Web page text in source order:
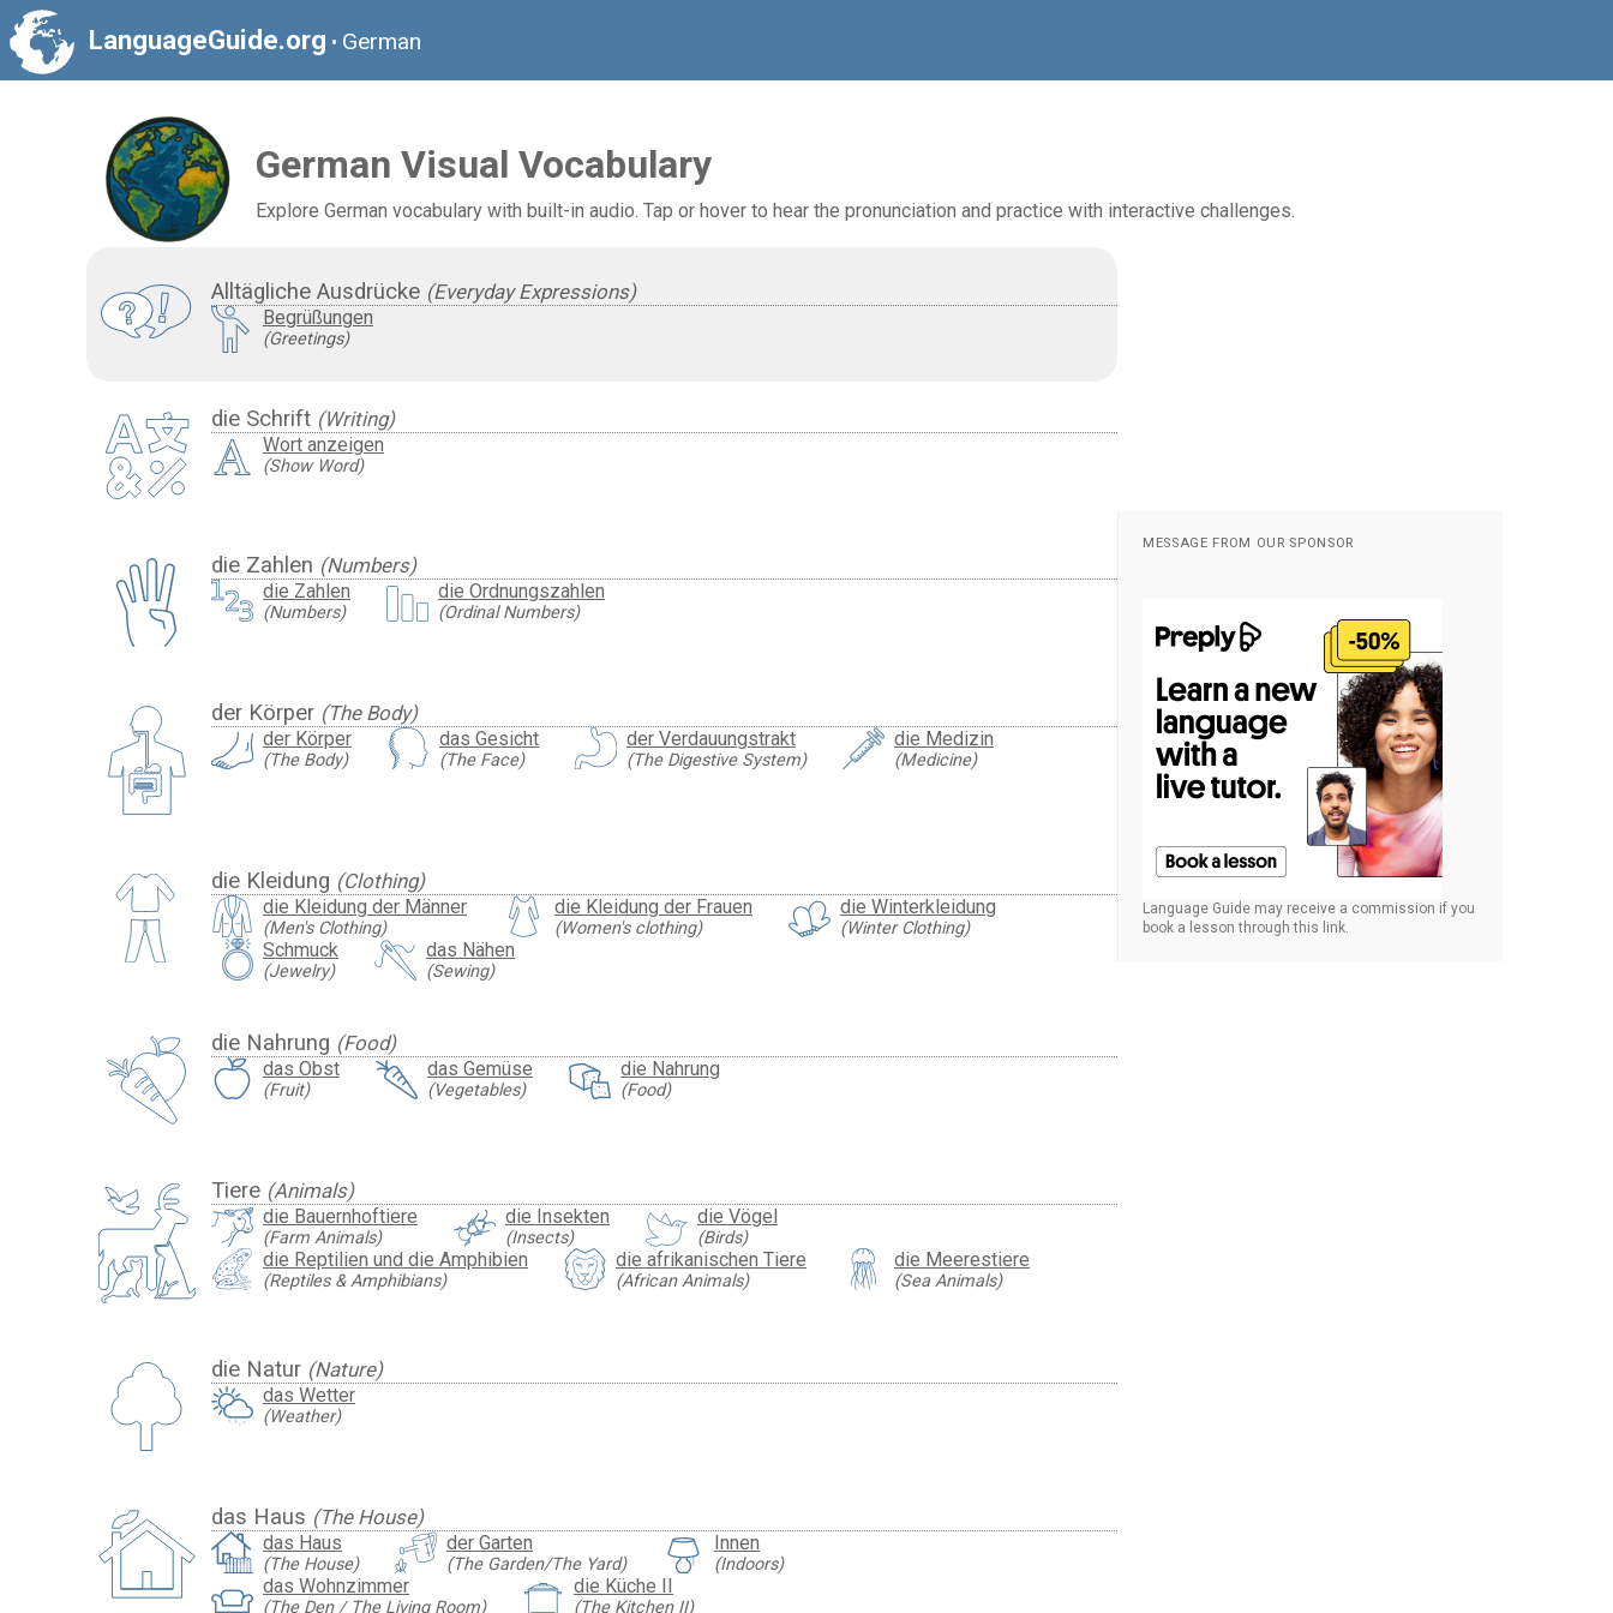
LanguageGuide.org • German
German Visual Vocabulary
Explore German vocabulary with built-in audio. Tap or hover to hear the pronunciation and practice with interactive challenges.
Alltägliche Ausdrücke (Everyday Expressions)
Begrüßungen
(Greetings)
die Schrift (Writing)
Wort anzeigen
(Show Word)
die Zahlen (Numbers)
die Zahlen
(Numbers)
die Ordnungszahlen
(Ordinal Numbers)
der Körper (The Body)
der Körper
(The Body)
das Gesicht
(The Face)
der Verdauungstrakt
(The Digestive System)
die Medizin
(Medicine)
die Kleidung (Clothing)
die Kleidung der Männer
(Men's Clothing)
die Kleidung der Frauen
(Women's clothing)
die Winterkleidung
(Winter Clothing)
Schmuck
(Jewelry)
das Nähen
(Sewing)
die Nahrung (Food)
das Obst
(Fruit)
das Gemüse
(Vegetables)
die Nahrung
(Food)
Tiere (Animals)
die Bauernhoftiere
(Farm Animals)
die Insekten
(Insects)
die Vögel
(Birds)
die Reptilien und die Amphibien
(Reptiles & Amphibians)
die afrikanischen Tiere
(African Animals)
die Meerestiere
(Sea Animals)
die Natur (Nature)
das Wetter
(Weather)
das Haus (The House)
das Haus
(The House)
der Garten
(The Garden/The Yard)
Innen
(Indoors)
das Wohnzimmer
(The Den / The Living Room)
die Küche II
(The Kitchen II)
MESSAGE FROM OUR SPONSOR
Language Guide may receive a commission if you
book a lesson through this link.